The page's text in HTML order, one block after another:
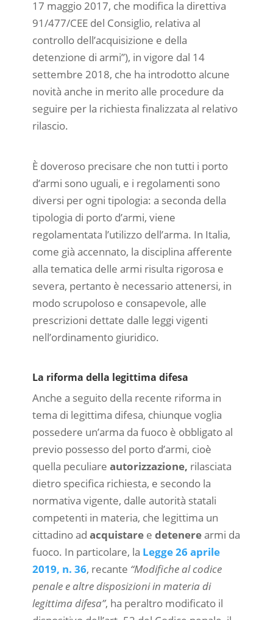
17 maggio 2017, che modifica la direttiva
91/477/CEE del Consiglio, relativa al
controllo dell’acquisizione e della
detenzione di armi”), in vigore dal 14
settembre 2018, che ha introdotto alcune
novità anche in merito alle procedure da
seguire per la richiesta finalizzata al relativo
rilascio.
È doveroso precisare che non tutti i porto
d’armi sono uguali, e i regolamenti sono
diversi per ogni tipologia: a seconda della
tipologia di porto d’armi, viene
regolamentata l’utilizzo dell’arma. In Italia,
come già accennato, la disciplina afferente
alla tematica delle armi risulta rigorosa e
severa, pertanto è necessario attenersi, in
modo scrupoloso e consapevole, alle
prescrizioni dettate dalle leggi vigenti
nell’ordinamento giuridico.
La riforma della legittima difesa
Anche a seguito della recente riforma in
tema di legittima difesa, chiunque voglia
possedere un’arma da fuoco è obbligato al
previo possesso del porto d’armi, cioè
quella peculiare autorizzazione, rilasciata
dietro specifica richiesta, e secondo la
normativa vigente, dalle autorità statali
competenti in materia, che legittima un
cittadino ad acquistaree detenerearmi da
fuoco. In particolare, la Legge 26 aprile
2019, n. 36, recante “Modifiche al codice
penale e altre disposizioni in materia di
legittima difesa”, ha peraltro modificato il